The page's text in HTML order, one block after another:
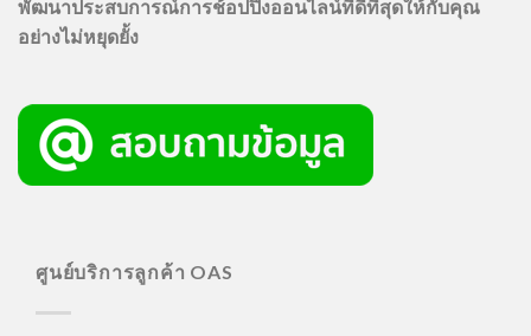
พัฒนาประสบการณ์การช้อปปิ้งออนไลน์ที่ดีที่สุดให้กับคุณ
อย่างไม่หยุดยั้ง
ศูนย์บริการลูกค้า OAS